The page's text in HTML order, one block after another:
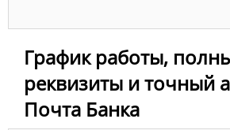
График работы,
реквизиты и точный
Почта Банка